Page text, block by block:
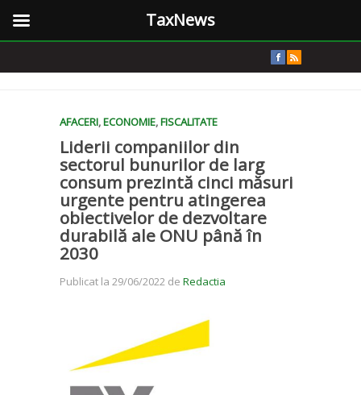
AFACERI,ECONOMIE,FISCALITATE
Liderii companiilor din
sectorul bunurilor de larg
consum prezintă cinci măsuri
urgente pentru atingerea
obiectivelor de dezvoltare
durabilă ale ONU până în
2030
Publicat la 29/06/2022 de Redactia
TaxNews